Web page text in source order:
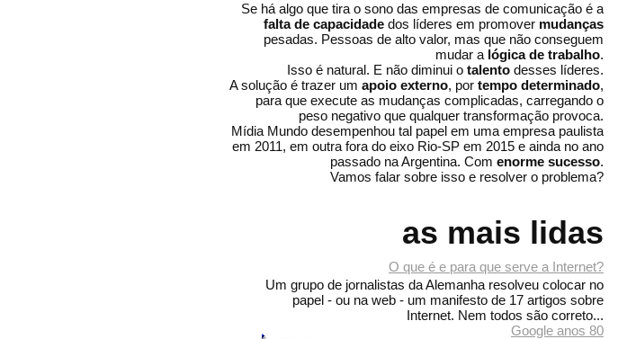
Se há algo que tira o sono das empresas de comunicação é a
falta de capacidade dos líderes em promover mudanças
pesadas. Pessoas de alto valor, mas que não conseguem
mudar a lógica de trabalho.
Isso é natural. E não diminui o talento desses líderes.
A solução é trazer um apoio externo, por tempo determinado,
para que execute as mudanças complicadas, carregando o
peso negativo que qualquer transformação provoca.
Mídia Mundo desempenhou tal papel em uma empresa paulista
em 2011, em outra fora do eixo Rio-SP em 2015 e ainda no ano
passado na Argentina. Com enorme sucesso.
Vamos falar sobre isso e resolver o problema?
as mais lidas
O que é e para que serve a Internet?
Um grupo de jornalistas da Alemanha resolveu colocar no
papel - ou na web - um manifesto de 17 artigos sobre
Internet. Nem todos são correto...
Google anos 80